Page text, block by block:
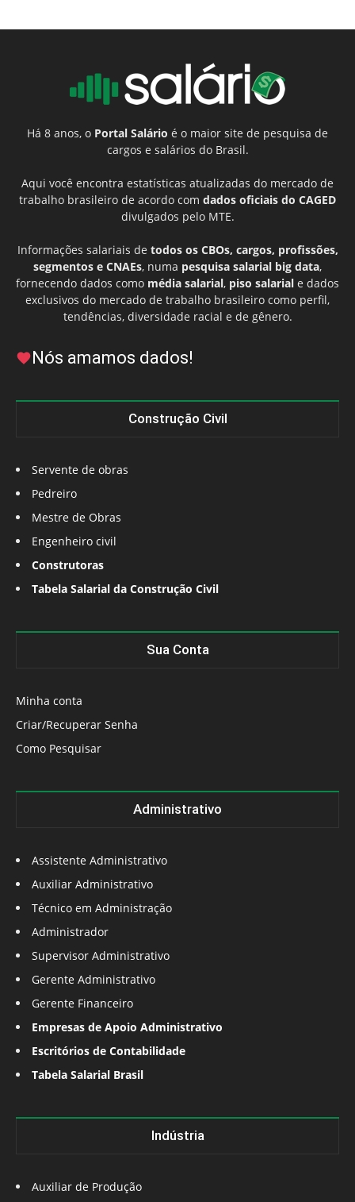
Há 8 anos, o Portal Salário é o maior site de pesquisa de
cargos e salários do Brasil.
Aqui você encontra estatísticas atualizadas do mercado de
trabalho brasileiro de acordo com dados oficiais do CAGED
divulgados pelo MTE.
Informações salariais de todos os CBOs, cargos, profissões,
segmentos e CNAEs, numa pesquisa salarial big data,
fornecendo dados como média salarial, piso salarial e dados
exclusivos do mercado de trabalho brasileiro como perfil,
tendências, diversidade racial e de gênero.
Nós amamos dados!
Construção Civil
Servente de obras
Pedreiro
Mestre de Obras
Engenheiro civil
Construtoras
Tabela Salarial da Construção Civil
Sua Conta
Minha conta
Criar/Recuperar Senha
Como Pesquisar
Administrativo
Assistente Administrativo
Auxiliar Administrativo
Técnico em Administração
Administrador
Supervisor Administrativo
Gerente Administrativo
Gerente Financeiro
Empresas de Apoio Administrativo
Escritórios de Contabilidade
Tabela Salarial Brasil
Indústria
Auxiliar de Produção